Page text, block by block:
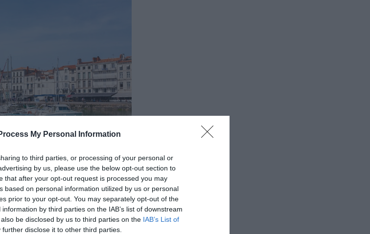
My Personal Information
to third parties, or processing of your personal or
by us, please use the below opt-out section to
that after your opt-out request is processed you may
based on personal information utilized by us or personal
prior to your opt-out. You may separately opt-out of the
by third parties on the IAB’s list of downstream
be disclosed by us to third parties on the IAB’s List of
further disclose it to other third parties.
Crédit photo : Shutterstock – Zzzz17